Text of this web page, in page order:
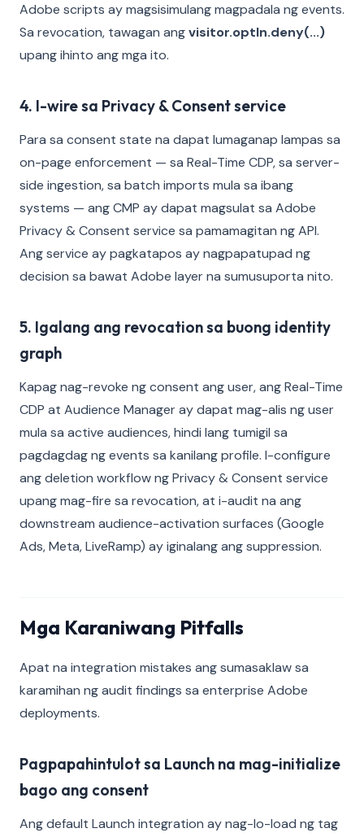
Adobe scripts ay magsisimulang magpadala ng events.
Sa revocation, tawagan angvisitor.optIn.deny(...)
upang ihinto ang mga ito.
4. I-wire sa Privacy & Consent service
Para sa consent state na dapat lumaganap lampas sa
on-page enforcement — sa Real-Time CDP, sa server-
side ingestion, sa batch imports mula sa ibang
systems — ang CMP ay dapat magsulat sa Adobe
Privacy & Consent service sa pamamagitan ng API.
Ang service ay pagkatapos ay nagpapatupad ng
decision sa bawat Adobe layer na sumusuporta nito.
5. Igalang ang revocation sa buong identity
graph
Kapag nag-revoke ng consent ang user, ang Real-Time
CDP at Audience Manager ay dapat mag-alis ng user
mula sa active audiences, hindi lang tumigil sa
pagdagdag ng events sa kanilang profile. I-configure
ang deletion workflow ng Privacy & Consent service
upang mag-fire sa revocation, at i-audit na ang
downstream audience-activation surfaces (Google
Ads, Meta, LiveRamp) ay iginalang ang suppression.
Mga Karaniwang Pitfalls
Apat na integration mistakes ang sumasaklaw sa
karamihan ng audit findings sa enterprise Adobe
deployments.
Pagpapahintulot sa Launch na mag-initialize
bago ang consent
Ang default Launch integration ay nag-lo-load ng tag